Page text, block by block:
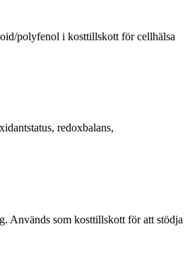
polyfenol i kosttillskott för cellhälsa
redoxbalans,
Används som kosttillskott för att stödja